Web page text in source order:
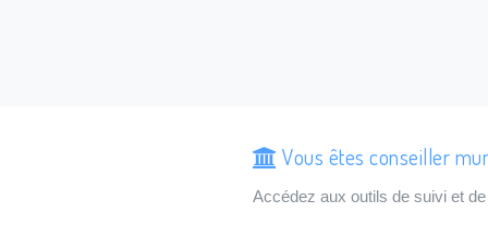
Vous êtes conseiller
Accédez aux outils de suivi et